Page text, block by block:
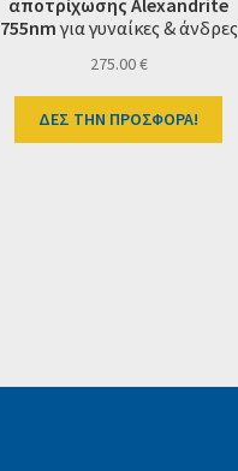
αποτρίχωσηςAlexandrite
755nm για γυναίκες & άνδρες
275.00€
ΔΕΣ ΤΗΝ ΠΡΟΣΦΟΡΑ!